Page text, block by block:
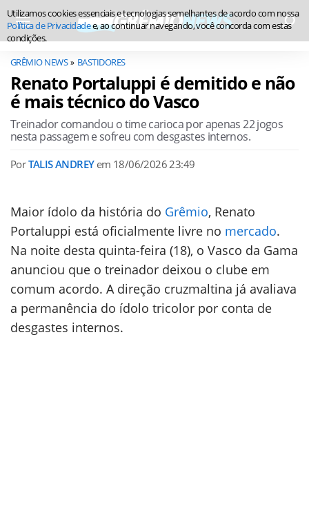
GRÊMIO NEWS BASTIDORES
Renato Portaluppi é demitido e não
é mais técnico do Vasco
Treinador comandou o time carioca por apenas 22 jogos
nesta passagem e sofreu com desgastes internos.
PorTALIS ANDREYem 18/06/2026 23:49
Maior ídolo da história do Grêmio, Renato
Portaluppi está oficialmente livre no mercado.
Na noite desta quinta-feira (18), o Vasco da Gama
anunciou que o treinador deixou o clube em
comum acordo. A direção cruzmaltina já avaliava
a permanência do ídolo tricolor por conta de
desgastes internos.
Utilizamos cookies essenciais e tecnologias semelhantes de acordo com nossa
Política de Privacidadee, ao continuar navegando, você concorda com estas
condições.